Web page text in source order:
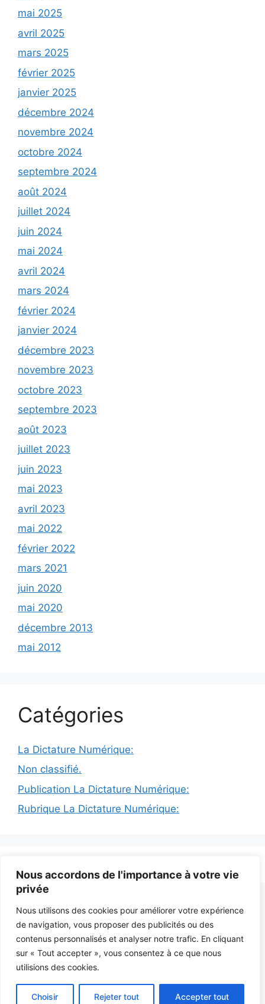
Nous accordons de l'importance à votre vie
privée
Nous utilisons des cookies pour améliorer votre expérience
de navigation, vous proposer des publicités ou des
contenus personnalisés et analyser notre trafic. En cliquant
sur « Tout accepter », vous consentez à ce que nous
utilisions des cookies.
Choisir Rejeter tout Accepter tout
mai 2025
avril 2025
mars 2025
février 2025
janvier 2025
décembre 2024
novembre 2024
octobre 2024
septembre 2024
août 2024
juillet 2024
juin 2024
mai 2024
avril 2024
mars 2024
février 2024
janvier 2024
décembre 2023
novembre 2023
octobre 2023
septembre 2023
août 2023
juillet 2023
juin 2023
mai 2023
avril 2023
mai 2022
février 2022
mars 2021
juin 2020
mai 2020
décembre 2013
mai 2012
Catégories
La Dictature Numérique:
Non classifié.
Publication La Dictature Numérique:
Rubrique La Dictature Numérique: